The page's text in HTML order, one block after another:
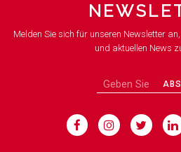
Melden Sie sich für unseren Newsletter
und aktuellen News